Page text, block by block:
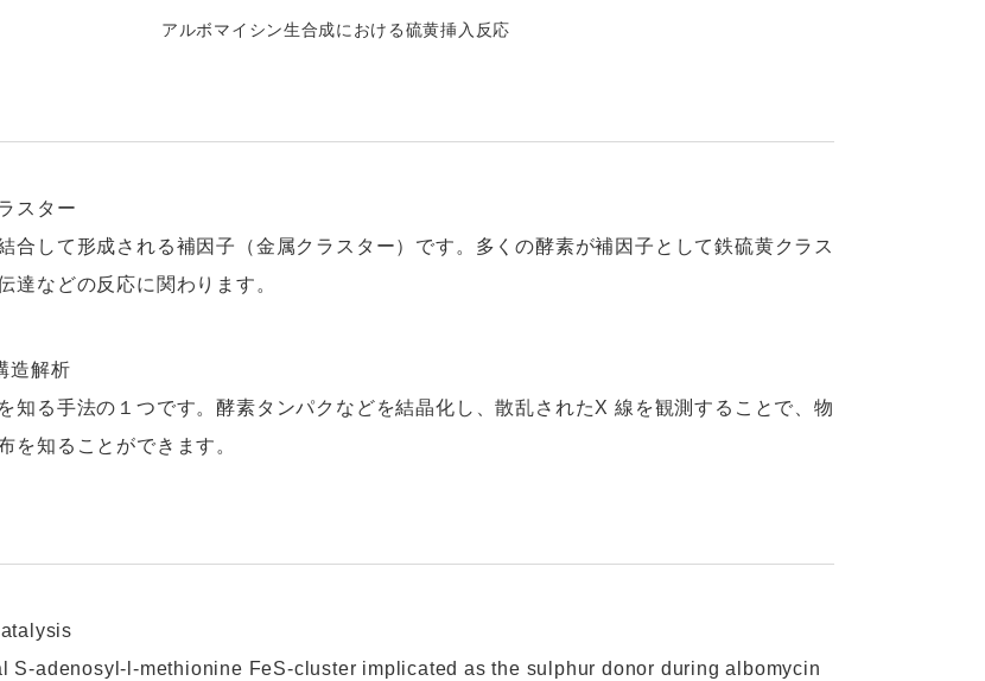
アルボマイシン生合成における硫黄挿入反応
スター
合して形成される補因子（金属クラスター）です。多くの酵素が補因子として鉄硫黄クラス
達などの反応に関わります。
造解析
知る手法の１つです。酵素タンパクなどを結晶化し、散乱されたX 線を観測することで、物
を知ることができます。
S-adenosyl-l-methionine FeS-cluster implicated as the sulphur donor during albomycin